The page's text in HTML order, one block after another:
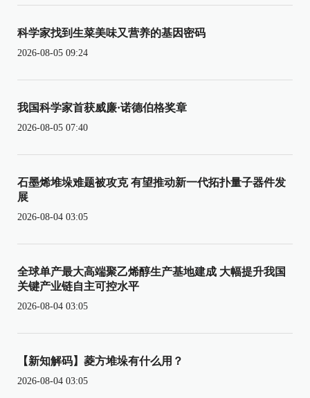
科学家找到生菜美味又营养的基因密码
2026-08-05 09:24
我国科学家首获威廉·诺德伯格奖章
2026-08-05 07:40
石墨烯堆垛难题被攻克 有望推动新一代拓扑量子器件发
展
2026-08-04 03:05
全球单产最大高端聚乙烯醇生产基地建成 大幅提升我国
关键产业链自主可控水平
2026-08-04 03:05
【新知解码】菱方堆垛有什么用？
2026-08-04 03:05